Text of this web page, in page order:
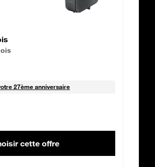
27ème anniversaire
cette offre